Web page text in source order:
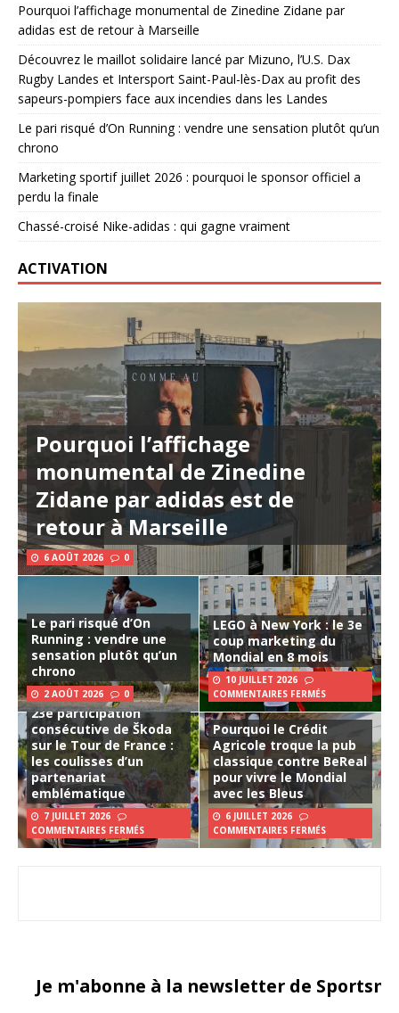
Pourquoi l’affichage monumental de Zinedine Zidane par
adidas est de retour à Marseille
Découvrez le maillot solidaire lancé par Mizuno, l’U.S. Dax
Rugby Landes et Intersport Saint-Paul-lès-Dax au profit des
sapeurs-pompiers face aux incendies dans les Landes
Le pari risqué d’On Running : vendre une sensation plutôt qu’un
chrono
Marketing sportif juillet 2026 : pourquoi le sponsor officiel a
perdu la finale
Chassé-croisé Nike-adidas : qui gagne vraiment
ACTIVATION
Pourquoi l’affichage
monumental de Zinedine
Zidane par adidas est de
retour à Marseille
6 AOÛT 2026 0
Le pari risqué d’On
Running : vendre une
sensation plutôt qu’un
chrono
2 AOÛT 2026 0
LEGO à New York : le 3e
coup marketing du
Mondial en 8 mois
10 JUILLET 2026
COMMENTAIRES FERMÉS
23e participation
consécutive de Škoda
sur le Tour de France :
les coulisses d’un
partenariat
emblématique
7 JUILLET 2026
COMMENTAIRES FERMÉS
Pourquoi le Crédit
Agricole troque la pub
classique contre BeReal
pour vivre le Mondial
avec les Bleus
6 JUILLET 2026
COMMENTAIRES FERMÉS
Je m'abonne à la newsletter de